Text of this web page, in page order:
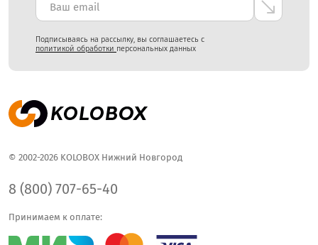
Подписываясь на рассылку, вы соглашаетесь с
политикой обработки персональных данных
© 2002-2026 KOLOBOX Нижний Новгород
8 (800) 707-65-40
Принимаем к оплате: